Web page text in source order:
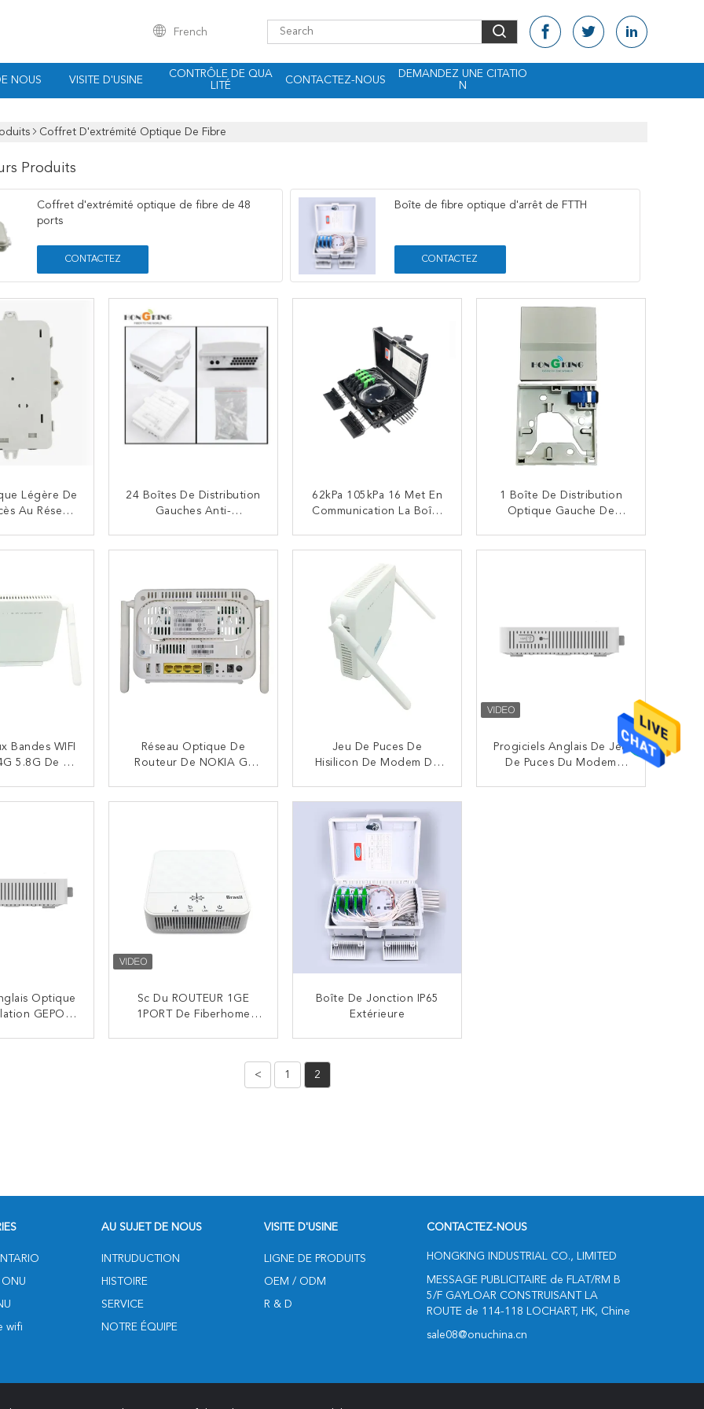
French
NOUS VISITE D'USINE
CONTRÔLE DE QUA
LITÉ
CONTACTEZ-NOUS
DEMANDEZ UNE CITATIO
N
Coffret D'extrémité Optique De Fibre
Produits
Coffret d'extrémité optique de fibre de 48
ports
CONTACTEZ
Boîte de fibre optique d'arrêt de FTTH
CONTACTEZ
Légère De
Au Réseau
24 Boîtes De Distribution
Gauches Anti-
CONTACTEZ
62kPa 105kPa 16 Met En
Communication La Boîte
CONTACTEZ
1 Boîte De Distribution
Optique Gauche De
CONTACTEZ
Bandes WIFI
5.8G De G-
Réseau Optique De
Routeur De NOKIA G-
CONTACTEZ
Jeu De Puces De
Hisilicon De Modem De
ONU 4GE 1POTS WIFI
CONTACTEZ
Progiciels Anglais De Jeu
De Puces Du Modem
Optique
GEPON
Sc Du ROUTEUR 1GE
1PORT De Fiberhome
Optique De Sc/UPC De
Boîte De Jonction IP65
Extérieure
< 1 2
wifi
AU SUJET DE NOUS
INTRUDUCTION
HISTOIRE
SERVICE
NOTRE ÉQUIPE
VISITE D'USINE
LIGNE DE PRODUITS
OEM / ODM
R & D
CONTACTEZ-NOUS
HONGKING INDUSTRIAL CO., LIMITED
MESSAGE PUBLICITAIRE de FLAT/RM B
5/F GAYLOAR CONSTRUISANT LA
ROUTE de 114-118 LOCHART, HK, Chine
sale08@onuchina.cn